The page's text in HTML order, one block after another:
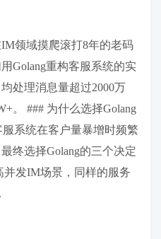
领域摸爬滚打8年的老码
Golang重构客服系统的实
处理消息量超过2000万
。 ### 为什么选择Golang
系统在客户量暴增时频繁
终选择Golang的三个决定
并发IM场景，同样的服务